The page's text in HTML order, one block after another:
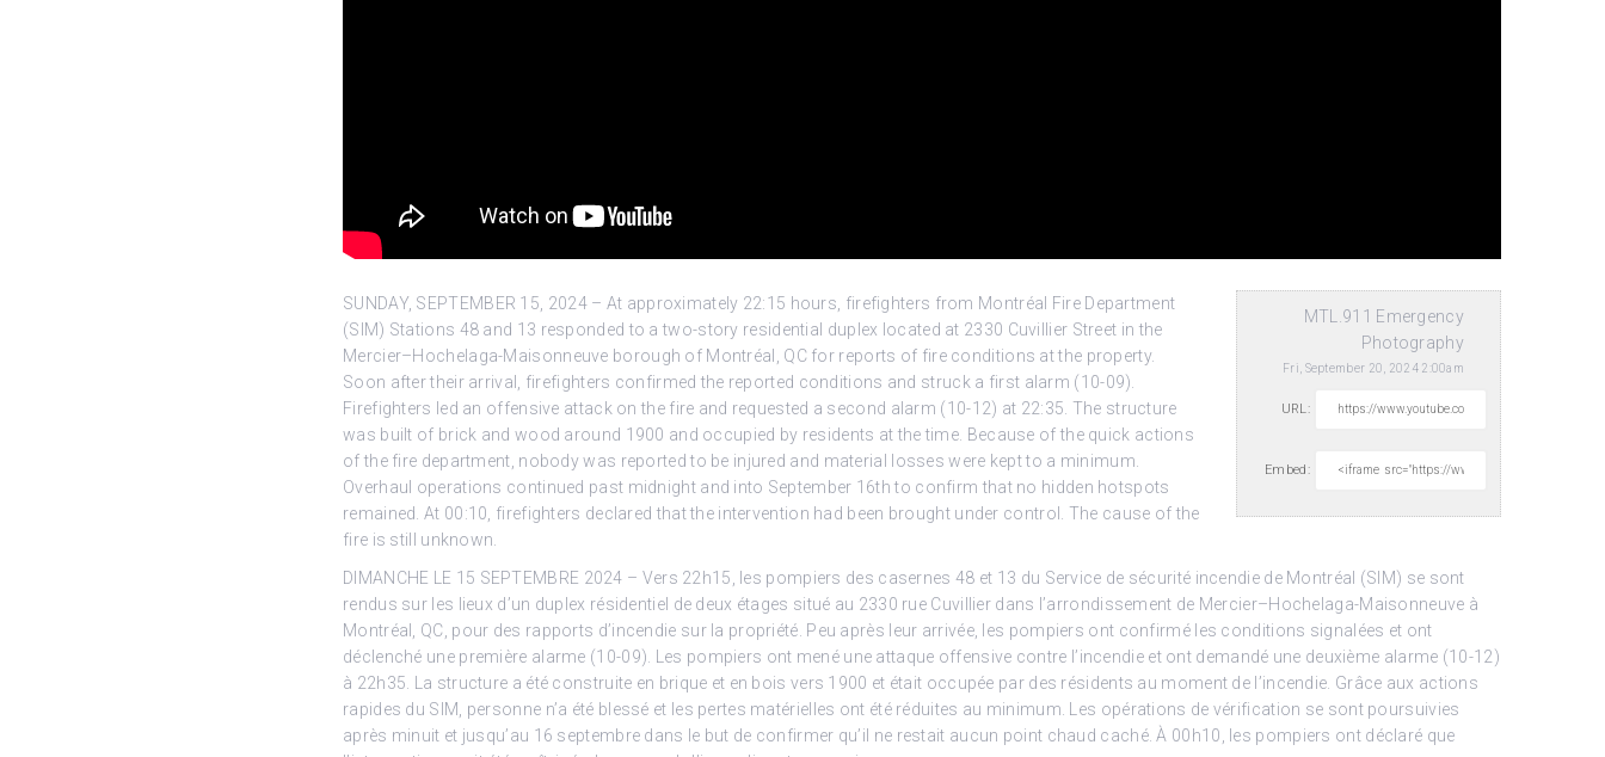
MTL.911 Emergency
Photography
Fri, September 20, 2024 2:00am
URL:
Embed:
SUNDAY, SEPTEMBER 15, 2024 – At approximately 22:15 hours, firefighters from Montréal Fire Department
(SIM) Stations 48 and 13 responded to a two-story residential duplex located at 2330 Cuvillier Street in the
Mercier–Hochelaga-Maisonneuve borough of Montréal, QC for reports of fire conditions at the property.
Soon after their arrival, firefighters confirmed the reported conditions and struck a first alarm (10-09).
Firefighters led an offensive attack on the fire and requested a second alarm (10-12) at 22:35. The structure
was built of brick and wood around 1900 and occupied by residents at the time. Because of the quick actions
of the fire department, nobody was reported to be injured and material losses were kept to a minimum.
Overhaul operations continued past midnight and into September 16th to confirm that no hidden hotspots
remained. At 00:10, firefighters declared that the intervention had been brought under control. The cause of the
fire is still unknown.
DIMANCHE LE 15 SEPTEMBRE 2024 – Vers 22h15, les pompiers des casernes 48 et 13 du Service de sécurité incendie de Montréal (SIM) se sont
rendus sur les lieux d’un duplex résidentiel de deux étages situé au 2330 rue Cuvillier dans l’arrondissement de Mercier–Hochelaga-Maisonneuve à
Montréal, QC, pour des rapports d’incendie sur la propriété. Peu après leur arrivée, les pompiers ont confirmé les conditions signalées et ont
déclenché une première alarme (10-09). Les pompiers ont mené une attaque offensive contre l’incendie et ont demandé une deuxième alarme (10-12)
à 22h35. La structure a été construite en brique et en bois vers 1900 et était occupée par des résidents au moment de l’incendie. Grâce aux actions
rapides du SIM, personne n’a été blessé et les pertes matérielles ont été réduites au minimum. Les opérations de vérification se sont poursuivies
après minuit et jusqu’au 16 septembre dans le but de confirmer qu’il ne restait aucun point chaud caché. À 00h10, les pompiers ont déclaré que